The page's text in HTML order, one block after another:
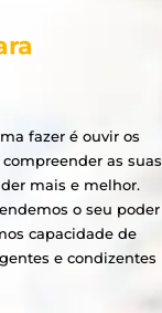
fazer é ouvir os
as suas
mais e melhor.
o seu poder
capacidade de
e condizentes